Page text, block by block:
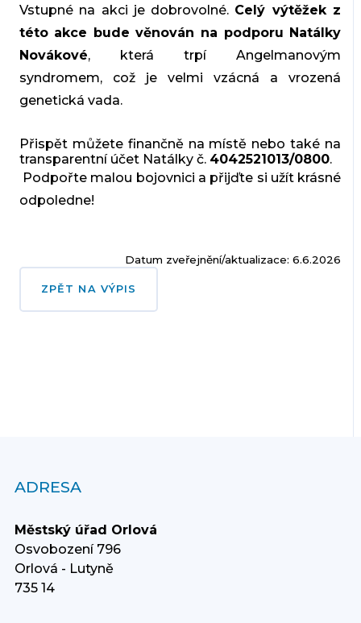
Vstupné na akci je dobrovolné. Celý výtěžek z
této akce bude věnován na podporu Natálky
Novákové, která trpí Angelmanovým
syndromem, což je velmi vzácná a vrozená
genetická vada.
Přispět můžete finančně na místě nebo také na
transparentní účet Natálky č. 4042521013/0800.
Podpořte malou bojovnici a přijďte si užít krásné
odpoledne!
Datum zveřejnění/aktualizace: 6.6.2026
ZPĚT NA VÝPIS
ADRESA
Městský úřad Orlová
Osvobození 796
Orlová - Lutyně
735 14